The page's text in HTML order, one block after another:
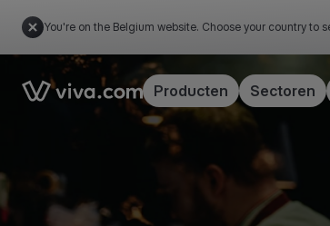
You're on the Belgium website. Choose your country to
Link to the homepageProducten Sectoren